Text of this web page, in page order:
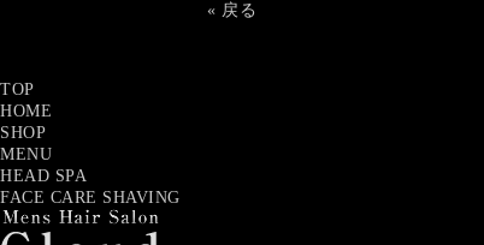
« 戻る
TOP
HOME
SHOP
MENU
HEAD SPA
FACE CARE SHAVING